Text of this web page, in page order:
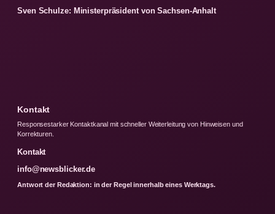
Sven Schulze: Ministerpräsident von Sachsen-Anhalt
Kontakt
Responsestarker Kontaktkanal mit schneller Weiterleitung von Hinweisen und
Korrekturen.
Kontakt
info@newsblicker.de
Antwort der Redaktion: in der Regel innerhalb eines Werktags.